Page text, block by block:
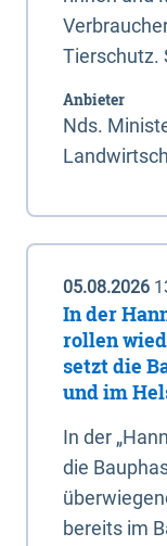
Tierschutz.
Anbieter
Nds.
05.08.2026
In der
rollen
setzt die
und im
In der
die
bereits im